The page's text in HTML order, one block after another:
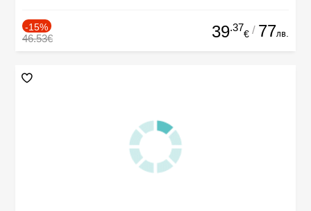
-15%
46.53€ 39.37
€ / 77лв.